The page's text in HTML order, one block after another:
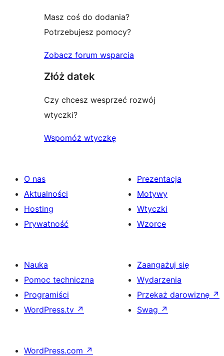
Masz coś do dodania?
Potrzebujesz pomocy?
Zobacz forum wsparcia
Złóż datek
Czy chcesz wesprzeć rozwój
wtyczki?
Wspomóż wtyczkę
O nas
Aktualności
Hosting
Prywatność
Prezentacja
Motywy
Wtyczki
Wzorce
Nauka
Pomoc techniczna
Programiści
WordPress.tv ↗
Zaangażuj się
Wydarzenia
Przekaż darowiznę ↗
Swag ↗
WordPress.com ↗